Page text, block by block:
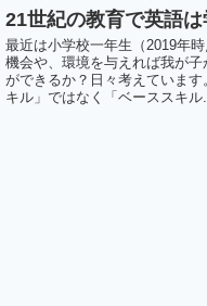
21世紀の教育で英語
最近は小学校一年生（2019年
機会や、環境を与えれば我が
ができるか？日々考えていま
キル」ではなく「ベーススキル...